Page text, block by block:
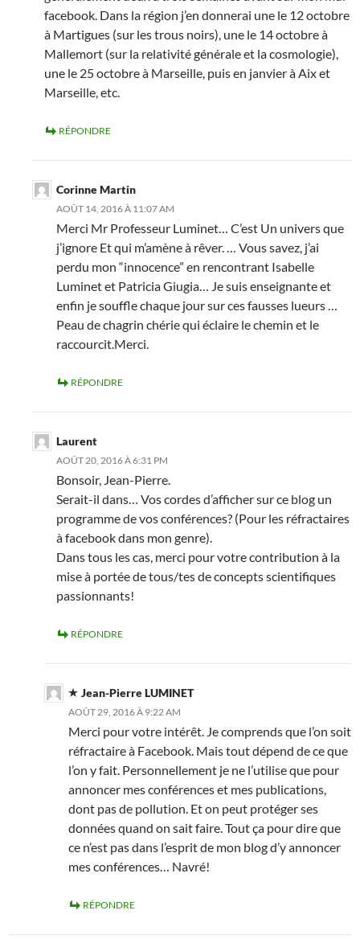
facebook. Dans la région j’en donnerai une le 12 octobre
à Martigues (sur les trous noirs), une le 14 octobre à
Mallemort (sur la relativité générale et la cosmologie),
une le 25 octobre à Marseille, puis en janvier à Aix et
Marseille, etc.
RÉPONDRE
Corinne Martin
AOÛT 14, 2016 À 11:07 AM
Merci Mr Professeur Luminet… C’est Un univers que
j’ignore Et qui m’amène à rêver. … Vous savez, j’ai
perdu mon “innocence” en rencontrant Isabelle
Luminet et Patricia Giugia… Je suis enseignante et
enfin je souffle chaque jour sur ces fausses lueurs …
Peau de chagrin chérie qui éclaire le chemin et le
raccourcit.Merci.
RÉPONDRE
Laurent
AOÛT 20, 2016 À 6:31 PM
Bonsoir, Jean-Pierre.
Serait-il dans… Vos cordes d’afficher sur ce blog un
programme de vos conférences? (Pour les réfractaires
à facebook dans mon genre).
Dans tous les cas, merci pour votre contribution à la
mise à portée de tous/tes de concepts scientifiques
passionnants!
RÉPONDRE
Jean-Pierre LUMINET
AOÛT 29, 2016 À 9:22 AM
Merci pour votre intérêt. Je comprends que l’on soit
réfractaire à Facebook. Mais tout dépend de ce que
l’on y fait. Personnellement je ne l’utilise que pour
annoncer mes conférences et mes publications,
dont pas de pollution. Et on peut protéger ses
données quand on sait faire. Tout ça pour dire que
ce n’est pas dans l’esprit de mon blog d’y annoncer
mes conférences… Navré!
RÉPONDRE